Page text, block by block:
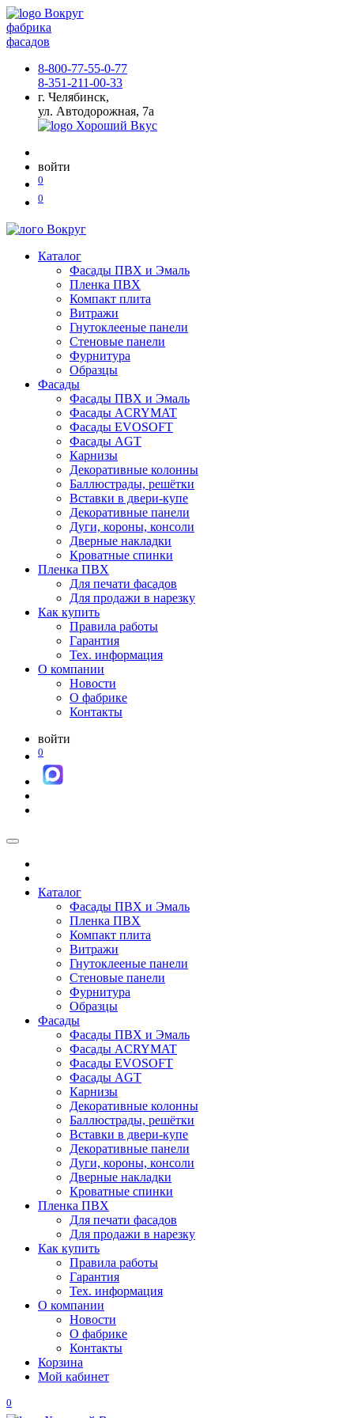
фабрика
фасадов
8-800-77-55-0-77
8-351-211-00-33
г. Челябинск,
ул. Автодорожная, 7а
войти
0
0
Каталог
Фасады ПВХ и Эмаль
Пленка ПВХ
Компакт плита
Витражи
Гнутоклееные панели
Стеновые панели
Фурнитура
Образцы
Фасады
Фасады ПВХ и Эмаль
Фасады ACRYMAT
Фасады EVOSOFT
Фасады AGT
Карнизы
Декоративные колонны
Баллюстрады, решётки
Вставки в двери-купе
Декоративные панели
Дуги, короны, консоли
Дверные накладки
Кроватные спинки
Пленка ПВХ
Для печати фасадов
Для продажи в нарезку
Как купить
Правила работы
Гарантия
Тех. информация
О компании
Новости
О фабрике
Контакты
войти
0
Каталог
Фасады ПВХ и Эмаль
Пленка ПВХ
Компакт плита
Витражи
Гнутоклееные панели
Стеновые панели
Фурнитура
Образцы
Фасады
Фасады ПВХ и Эмаль
Фасады ACRYMAT
Фасады EVOSOFT
Фасады AGT
Карнизы
Декоративные колонны
Баллюстрады, решётки
Вставки в двери-купе
Декоративные панели
Дуги, короны, консоли
Дверные накладки
Кроватные спинки
Пленка ПВХ
Для печати фасадов
Для продажи в нарезку
Как купить
Правила работы
Гарантия
Тех. информация
О компании
Новости
О фабрике
Контакты
Корзина
Мой кабинет
0